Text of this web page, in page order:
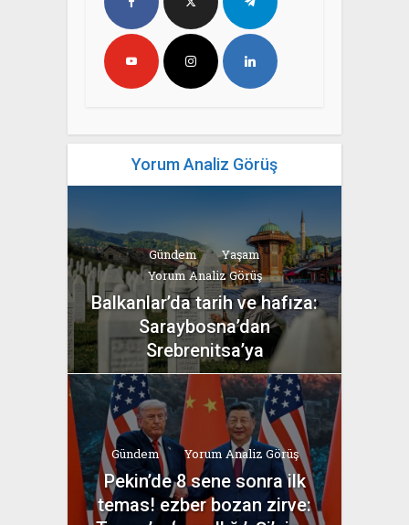
Yorum Analiz Görüş
Gündem
Yaşam
Yorum Analiz Görüş
Balkanlar’da tarih ve hafıza:
Saraybosna’dan
Srebrenitsa’ya
yazan
Bahri Ak
Gündem Yorum Analiz Görüş
Pekin’de 8 sene sonra ilk
temas! ezber bozan zirve: